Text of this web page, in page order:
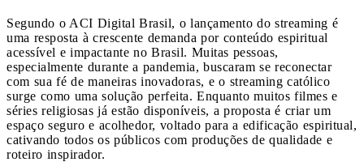
Segundo o ACI Digital Brasil, o lançamento do streaming é
uma resposta à crescente demanda por conteúdo espiritual
acessível e impactante no Brasil. Muitas pessoas,
especialmente durante a pandemia, buscaram se reconectar
com sua fé de maneiras inovadoras, e o streaming católico
surge como uma solução perfeita. Enquanto muitos filmes e
séries religiosas já estão disponíveis, a proposta é criar um
espaço seguro e acolhedor, voltado para a edificação espiritual,
cativando todos os públicos com produções de qualidade e
roteiro inspirador.